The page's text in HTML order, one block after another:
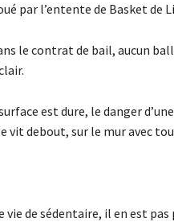
par l’entente de Basket de
le contrat de bail, aucun
est dure, le danger
debout, sur le mur avec
de sédentaire, il en est